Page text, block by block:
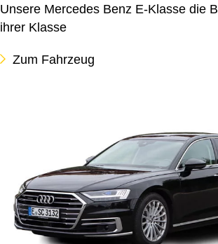
Unsere Mercedes Benz E-Klasse die
ihrer Klasse
Zum Fahrzeug